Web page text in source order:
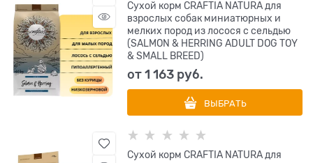
Сухой корм CRAFTIA NATURA для
взрослых собак миниатюрных и
мелких пород из лосося с сельдью
(SALMON & HERRING ADULT DOG TOY
& SMALL BREED)
от1 163 руб.
ВЫБРАТЬ
Сухой корм CRAFTIA NATURA для